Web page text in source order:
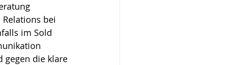
bei
im Sold
gegen die klare